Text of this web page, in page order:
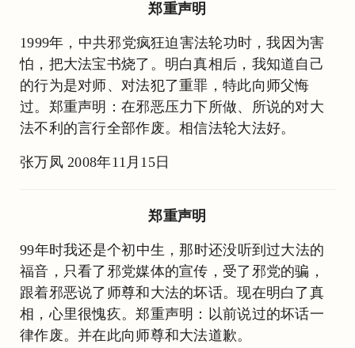
郑重声明
1999年，中共邪党疯狂迫害法轮功时，我因为害
怕，把大法宝书烧了。明白真相后，我知道自己
的行为是对师、对法犯了重罪，特此向师父悔
过。郑重声明：在邪恶压力下所做、所说的对大
法不利的言行全部作废。相信法轮大法好。
张万凤 2008年11月15日
郑重声明
99年时我还是个初中生，那时还没听到过大法的
福音，只看了邪党媒体的宣传，受了邪党的骗，
跟着邪恶说了师尊和大法的坏话。现在明白了真
相，心里很愧疚。郑重声明：以前说过的坏话一
律作废。并在此向师尊和大法道歉。